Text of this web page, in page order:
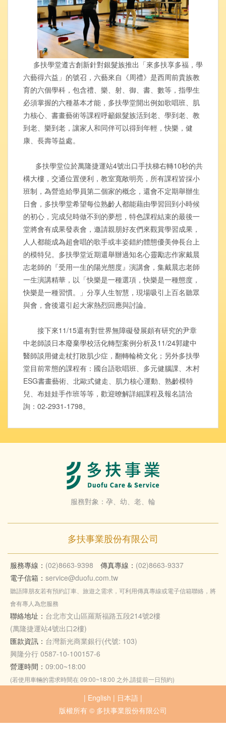
多扶學堂遵古創新針對銀髮族推出「來多扶享多福，學
六藝得六益」的號召，六藝來自《周禮》是西周前貴族教
育的六個學科，包含禮、樂、射、御、書、數等，指學生
必須掌握的六種基本才能，多扶學堂開出例如歌唱班、肌
力核心、書畫藝術等課程呼籲銀髮族活到老、學到老、教
到老、樂到老，讓家人和同伴可以得到年輕，快樂，健
康、長壽等益處。
多扶學堂位於萬隆捷運站4號出口手扶梯右轉10秒的共
構大樓，交通位置便利，教室寬敞明亮，所有課程皆採小
班制，為營造給學員第二個家的概念，還會不定期舉辦生
日會，多扶學堂希望每位熟齡人都能藉由學習回到小時候
的初心，完成兒時做不到的夢想，特色課程結束的最後一
堂將會有成果發表會，邀請親朋好友們來觀賞學習成果，
人人都能成為超會唱的歌手或丰姿錯約體態優美伸長台上
的模特兒。多扶學堂近期還舉辦過知名心靈勵志作家戴晨
志老師的『受用一生的陽光態度』演講會，集戴晨志老師
一生演講精華，以「快樂是一種選項，快樂是一種態度，
快樂是一種習慣。」分享人生智慧，現場吸引上百名聽眾
與會，會後還引起大家熱烈回應與討論。
接下來11/15還有對世界無障礙發展頗有研究的尹章
中老師談日本廢棄學校活化轉型案例分析及11/24郭建中
醫師談用健走杖打敗肌少症，翻轉輪椅文化；另外多扶學
堂目前常態的課程有：國台語歌唱班、多元健腦課、木村
ESG書畫藝術、北歐式健走、肌力核心運動、熟齡模特
兒、布娃娃手作班等等，歡迎暸解詳細課程及報名請洽
詢：02-2931-1798。
服務對象：孕、幼、老、輪
多扶事業股份有限公司
服務專線： (02)8663-9398 傳真專線： (02)8663-9337
電子信箱： service@duofu.com.tw
聽語障朋友若有預約訂車、旅遊之需求，可利用傳真專線或電子信箱聯絡，將
會有專人為您服務
聯絡地址： 台北市文山區羅斯福路五段214號2樓
(萬隆捷運站4號出口2樓)
匯款資訊： 台灣新光商業銀行(代號: 103)
興隆分行 0587-10-100157-6
營運時間： 09:00~18:00
(若使用車輛的需求時間在 09:00~18:00 之外,請提前一日預約)
| English | 日本語 |
版權所有 © 多扶事業股份有限公司